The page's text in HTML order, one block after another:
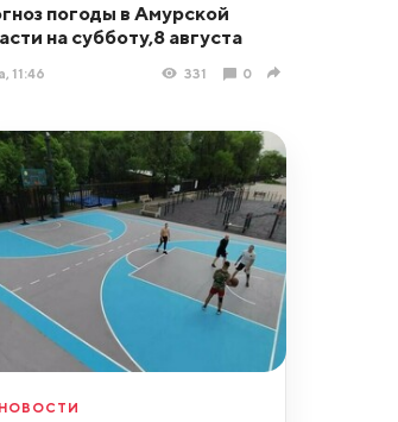
погоды в Амурской
на субботу,8 августа
11:46 331 0
НОВОСТИ